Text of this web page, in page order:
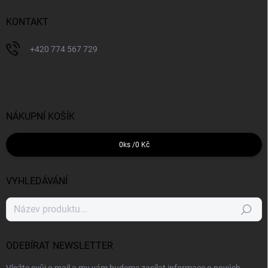
KONTAKT
+420 774 567 729
NÁKUPNÍ KOŠÍK
0 ks /0 Kč
VYHLEDÁVÁNÍ
Hledat
ODEBÍRAT NEWSLETTER